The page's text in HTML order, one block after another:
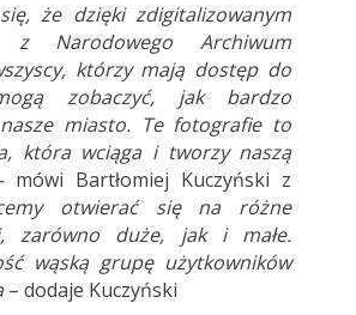
że dzięki zdigitalizowanym
z Narodowego Archiwum
którzy mają dostęp do
zobaczyć, jak bardzo
miasto. Te fotografie to
która wciąga i tworzy naszą
mówi Bartłomiej Kuczyński z
otwierać się na różne
zarówno duże, jak i małe.
wąską grupę użytkowników
– dodaje Kuczyński